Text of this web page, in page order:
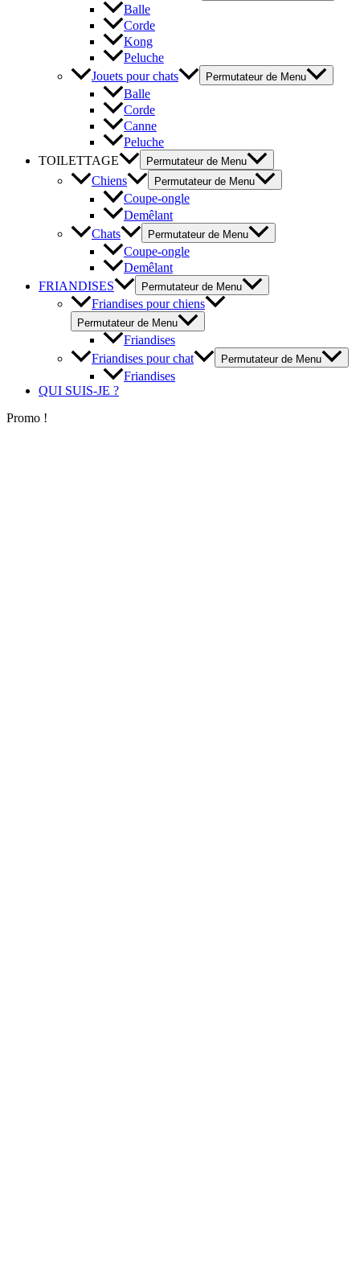
Balle
Corde
Kong
Peluche
Jouets pour chats
Permutateur de Menu
Balle
Corde
Canne
Peluche
TOILETTAGE
Permutateur de Menu
Chiens Permutateur de Menu
Coupe-ongle
Demêlant
Chats
Permutateur de Menu
Coupe-ongle
Demêlant
FRIANDISES
Permutateur de Menu
Friandises pour chiens
Permutateur de Menu
Friandises
Friandises pour chat
Permutateur de Menu
Friandises
QUI SUIS-JE ?
Promo !